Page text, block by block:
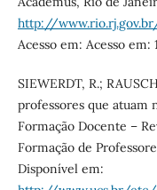
http://
Acesso em: Acesso em:
SIEWERDT, R.;
professores que atuam
Formação Docente –
Formação de
Disponível em: